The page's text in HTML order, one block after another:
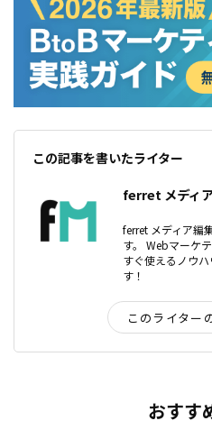
この記事を書いたライター
ferret メディ
ferret メディア編
す。 Webマーケ
すぐ使えるノウ
す！
このライター
おすす